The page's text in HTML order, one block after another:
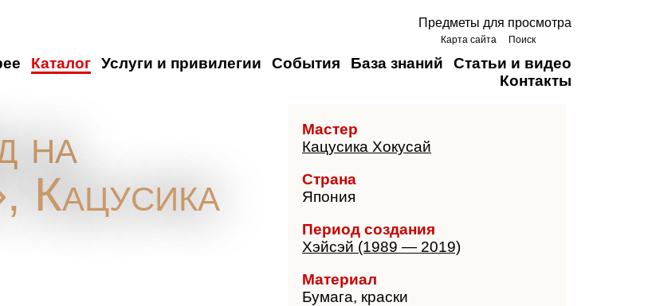
Предметы для просмотра
Карта сайта Поиск
Каталог Услуги и привилегии События База знаний
Статьи и видео
Контакты
на
Кацусика
Мастер
Кацусика Хокусай
Страна
Япония
Период создания
Хэйсэй (1989 — 2019)
Материал
Бумага, краски